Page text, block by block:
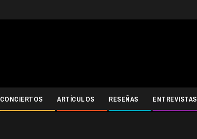
CONCIERTOS ARTÍCULOS RESEÑAS ENTREVISTAS